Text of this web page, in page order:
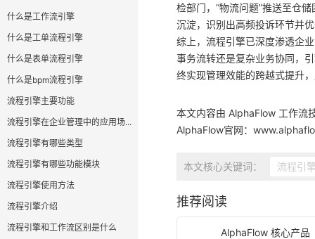
什么是工作流引擎
什么是工单流程引擎
什么是表单流程引擎
什么是bpm流程引擎
流程引擎主要功能
流程引擎在企业管理中的应用场...
流程引擎有哪些类型
流程引擎有哪些功能模块
流程引擎使用方法
流程引擎介绍
流程引擎和工作流区别是什么
检部门，“物流问题”推送至仓
沉淀，识别出高频投诉环节并
综上，流程引擎已深度渗透企
事务流转还是复杂业务协同，
终实现管理效能的跨越式提升
本文内容由 AlphaFlow 工作流
AlphaFlow官网：
本文核心关键词： 流程引
推荐阅读
AlphaFlow 核心产品